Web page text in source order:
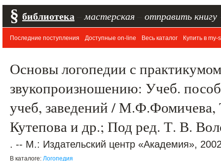
§ библиотека мастерская отправить книгу
Последние поступления Доступные on-line Весь каталог Купить в my-
Основы логопедии с
звукопроизношению: Учеб.
учеб, заведений /
Кутепова и др.; Под ред. Т. В.
. -- М.: Издательский центр «Академия»,
В каталоге: Логопедия